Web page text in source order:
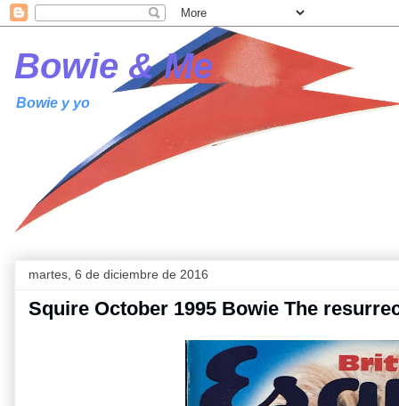
Bowie & Me
Bowie y yo
martes, 6 de diciembre de 2016
Squire October 1995 Bowie The